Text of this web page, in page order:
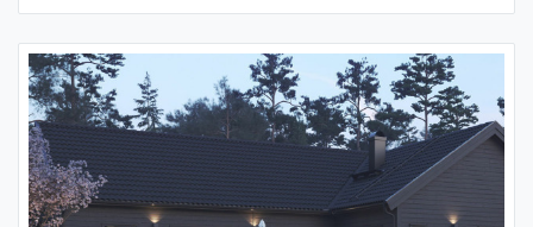
entrén med praktisk klädkammare att hänga undan
ytterplaggen i. Hela huset andas symmetri och ordning, med
gott om förvaring och praktiska lösningar. Här finns fyra
sovrum, varav ett föräldrasovrum med eget lyxigt badrum,
stort nog även för ett badkar.